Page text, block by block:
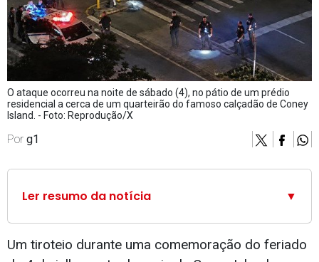
O ataque ocorreu na noite de sábado (4), no pátio de um prédio
residencial a cerca de um quarteirão do famoso calçadão de Coney
Island. - Foto: Reprodução/X
Por g1
Ler resumo da notícia ▼
Um tiroteio durante uma comemoração do feriado